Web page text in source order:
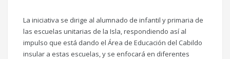
La iniciativa se dirige al alumnado de infantil y primaria de
las escuelas unitarias de la Isla, respondiendo así al
impulso que está dando el Área de Educación del Cabildo
insular a estas escuelas, y se enfocará en diferentes